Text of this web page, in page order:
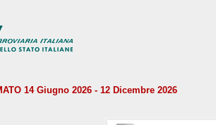
14 Giugno 2026 - 12 Dicembre 2026